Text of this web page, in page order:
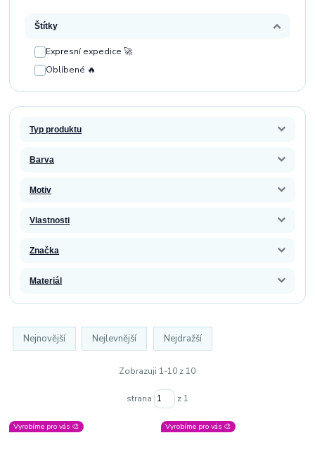
Štítky
Expresní expedice 🚀
Oblíbené 🔥
Typ produktu
Barva
Motiv
Vlastnosti
Značka
Materiál
Nejnovější Nejlevnější Nejdražší
Zobrazuji 1-10 z 10
strana z 1
Vyrobíme pro vás 🎨 Vyrobíme pro vás 🎨